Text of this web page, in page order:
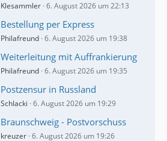
Klesammler 6. August 2026 um 22:13
Bestellung per Express
Philafreund 6. August 2026 um 19:38
Weiterleitung mit Auffrankierung
Philafreund 6. August 2026 um 19:35
Postzensur in Russland
Schlacki 6. August 2026 um 19:29
Braunschweig - Postvorschuss
kreuzer 6. August 2026 um 19:26